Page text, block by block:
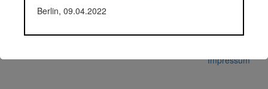
Nutzungsbedingungen
Impressum
Berlin, 09.04.2022